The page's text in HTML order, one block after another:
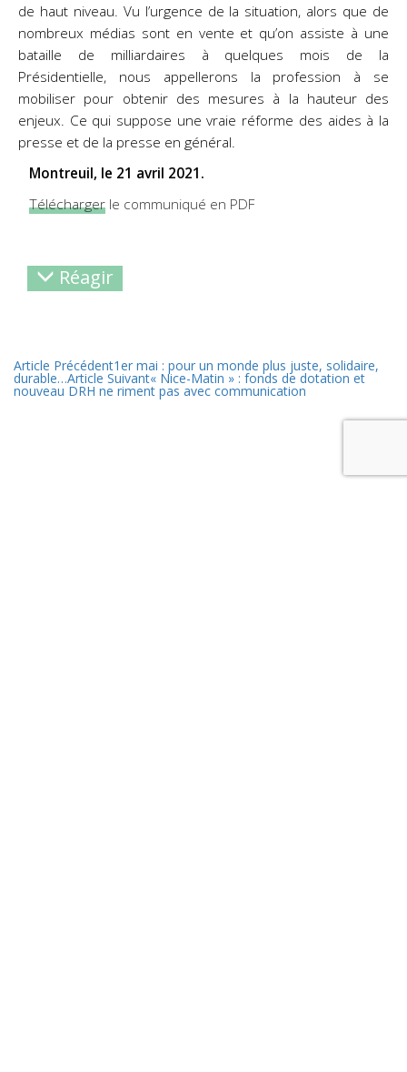
de haut niveau. Vu l’urgence de la situation, alors que de
nombreux médias sont en vente et qu’on assiste à une
bataille de milliardaires à quelques mois de la
Présidentielle, nous appellerons la profession à se
mobiliser pour obtenir des mesures à la hauteur des
enjeux. Ce qui suppose une vraie réforme des aides à la
presse et de la presse en général.
Montreuil, le 21 avril 2021.
Télécharger le communiqué en PDF
Réagir
Article Précédent1er mai : pour un monde plus juste, solidaire,
durable…Article Suivant« Nice-Matin » : fonds de dotation et
nouveau DRH ne riment pas avec communication